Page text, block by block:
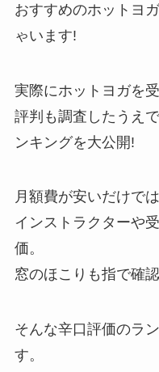
おすすめのホットヨ
ゃいます!
実際にホットヨガを
評判も調査したうえ
ンキングを大公開!
月額費が安いだけでは
インストラクターや
価。
窓のほこりも指で確
そんな辛口評価のラ
す。